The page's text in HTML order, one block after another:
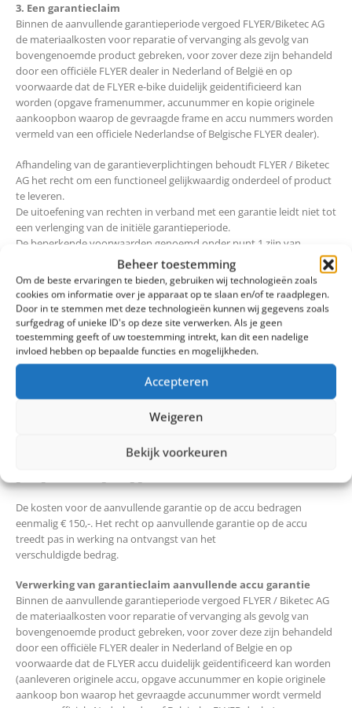
Beheer toestemming
Om de beste ervaringen te bieden, gebruiken wij technologieën zoals
cookies om informatie over je apparaat op te slaan en/of te raadplegen.
Door in te stemmen met deze technologieën kunnen wij gegevens zoals
surfgedrag of unieke ID's op deze site verwerken. Als je geen
toestemming geeft of uw toestemming intrekt, kan dit een nadelige
invloed hebben op bepaalde functies en mogelijkheden.
Accepteren
Weigeren
Bekijk voorkeuren
3. Een garantieclaim
Binnen de aanvullende garantieperiode vergoed FLYER/Biketec AG
de materiaalkosten voor reparatie of vervanging als gevolg van
bovengenoemde product gebreken, voor zover deze zijn behandeld
door een officiële FLYER dealer in Nederland of België en op
voorwaarde dat de FLYER e-bike duidelijk geidentificieerd kan
worden (opgave framenummer, accunummer en kopie originele
aankoopbon waarop de gevraagde frame en accu nummers worden
vermeld van een officiele Nederlandse of Belgische FLYER dealer).
Afhandeling van de garantieverplichtingen behoudt FLYER / Biketec
AG het recht om een functioneel gelijkwaardig onderdeel of product
te leveren.
De uitoefening van rechten in verband met een garantie leidt niet tot
een verlenging van de initiële garantieperiode.
De beperkende voorwaarden genoemd onder punt 1 zijn van
toepassing bij de verwerking van garantieclaims.
4. Aanvullende garantie op de accu
FLYER Benelux biedt de mogelijkheid om een bij een officiële FLYER-
dealer in Nederland of België aangekochte FLYER e-bike binnen
maximaal 3 maanden na aankoop een
aanvullende garantie af te sluiten op de accu via de website
https://www.FLYERfietsen.nl/garantievoorwaarden/
De aanvullende garantie op de accu verlengd de garantietermijn op
de werking van de accu van 2 jaar naar 5 jaar gerekend vanaf de
aankoopdatum. Een accu is een slijtage
onderdeel en de slijtage als zodanig (vermindering van capaciteit)
valt niet onder de aanvullende garantie evenals beschadiging ten
De kosten voor de aanvullende garantie op de accu bedragen
eenmalig € 150,-. Het recht op aanvullende garantie op de accu
treedt pas in werking na ontvangst van het
verschuldigde bedrag.
Verwerking van garantieclaim aanvullende accu garantie
Binnen de aanvullende garantieperiode vergoed FLYER / Biketec AG
de materiaalkosten voor reparatie of vervanging als gevolg van
bovengenoemde product gebreken, voor zover deze zijn behandeld
door een officiële FLYER dealer in Nederland of Belgie en op
voorwaarde dat de FLYER accu duidelijk geïdentificeerd kan worden
(aanleveren originele accu, opgave accunummer en kopie originele
aankoop bon waarop het gevraagde accunummer wordt vermeld